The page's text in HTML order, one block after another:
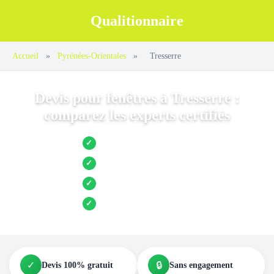
Qualitionnaire
Accueil » Pyrénées-Orientales » Tresserre
Devis pour fenêtres à Tresserre :
comparez les experts certifiés
✓ Jusqu’à 3 devis comparés
✓ Entreprises locales vérifiées
✓ Pose garantie
✓ Aides et primes incluses
✓ Devis 100% gratuit 🔒 Sans engagement